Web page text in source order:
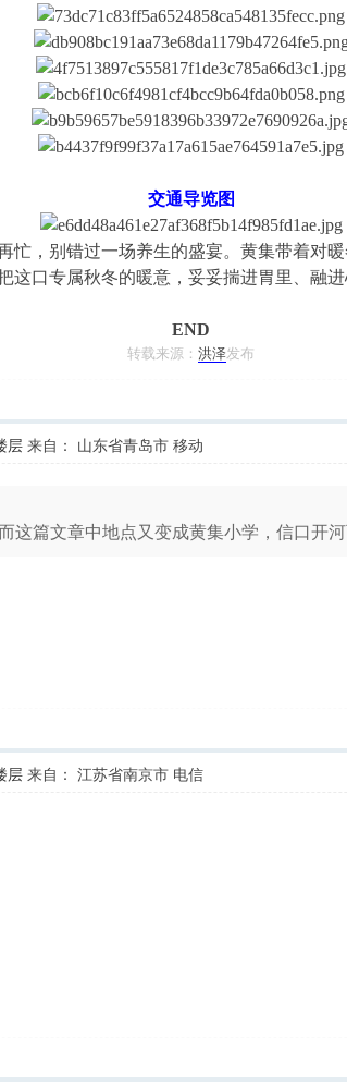
交通导览图
，别错过一场养生的盛宴。黄集带着对
这口专属秋冬的暖意，妥妥揣进胃里、融
END
转载来源： 洪泽发布
层 来自： 山东省青岛市 移动
这篇文章中地点又变成黄集小学，信口开
层 来自： 江苏省南京市 电信